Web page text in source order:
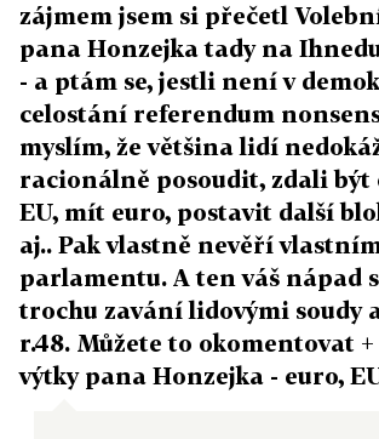
zájmem jsem si přečetl
pana Honzejka tady na
- a ptám se, jestli není v
celostání referendum
myslím, že většina lidí
racionálně posoudit, zdali být
EU, mít euro, postavit další
aj.. Pak vlastně nevěří
parlamentu. A ten váš nápad
trochu zavání lidovými soudy
r.48. Můžete to okomentovat
výtky pana Honzejka - euro,